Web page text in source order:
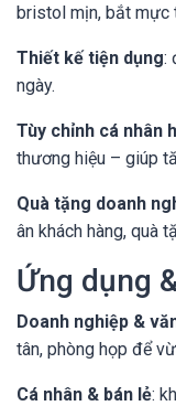
bristol mịn, bắt mực
Thiết kế tiện dụng:
ngày.
Tùy chỉnh cá nhân
thương hiệu – giúp
Quà tặng doanh
ân khách hàng, quà
Ứng dụng
Doanh nghiệp &
tân, phòng họp để
Cá nhân & bán lẻ: